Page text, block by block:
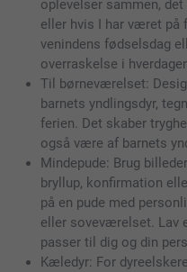
oplevelser sammen,
eller hvis I har været på
venindens fødselsdag
overraskelse i
Til børneværelset:
barnets yndlingsdyr,
ferien. Det skaber
også være af barnets
Mindepude: Brug
bryllup, konfirmation
på en pude med
eller soveværelset. Lav
passer til dig og din
Kæledyr: For